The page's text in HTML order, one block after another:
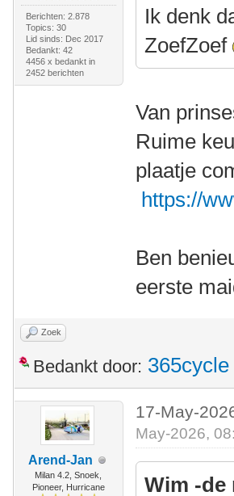
Berichten: 2.878
Topics: 30
Lid sinds: Dec 2017
Bedankt: 42
4456 x bedankt in
2452 berichten
Ik denk
ZoefZoef
Van
Ruime
plaatje
https://
Ben
eerste
Zoek
Bedankt door: 365cycle
Arend-Jan
Milan 4.2, Snoek,
Pioneer, Hurricane
17-May-
May-2026,
Wim -de